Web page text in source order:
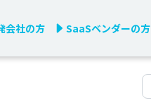
会社の方 SaaSベンダーの方